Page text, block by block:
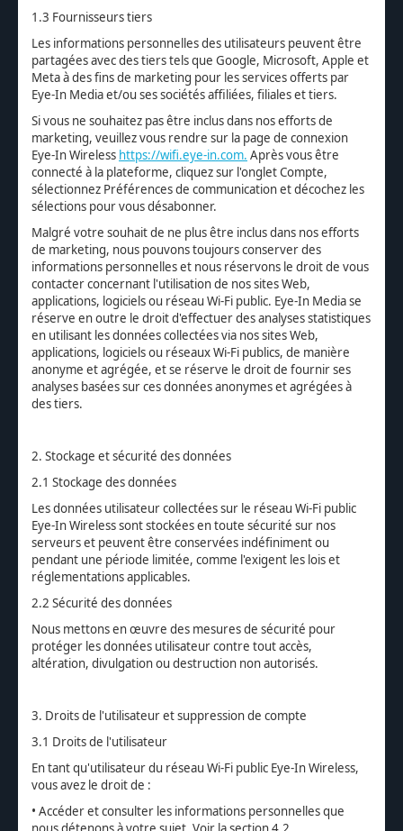
1.3 Fournisseurs tiers
Les informations personnelles des utilisateurs peuvent être
partagées avec des tiers tels que Google, Microsoft, Apple et
Meta à des fins de marketing pour les services offerts par
Eye-In Media et/ou ses sociétés affiliées, filiales et tiers.
Si vous ne souhaitez pas être inclus dans nos efforts de
marketing, veuillez vous rendre sur la page de connexion
Eye-In Wireless https://wifi.eye-in.com. Après vous être
connecté à la plateforme, cliquez sur l'onglet Compte,
sélectionnez Préférences de communication et décochez les
sélections pour vous désabonner.
Malgré votre souhait de ne plus être inclus dans nos efforts
de marketing, nous pouvons toujours conserver des
informations personnelles et nous réservons le droit de vous
contacter concernant l'utilisation de nos sites Web,
applications, logiciels ou réseau Wi-Fi public. Eye-In Media se
réserve en outre le droit d'effectuer des analyses statistiques
en utilisant les données collectées via nos sites Web,
applications, logiciels ou réseaux Wi-Fi publics, de manière
anonyme et agrégée, et se réserve le droit de fournir ses
analyses basées sur ces données anonymes et agrégées à
des tiers.
2. Stockage et sécurité des données
2.1 Stockage des données
Les données utilisateur collectées sur le réseau Wi-Fi public
Eye-In Wireless sont stockées en toute sécurité sur nos
serveurs et peuvent être conservées indéfiniment ou
pendant une période limitée, comme l'exigent les lois et
réglementations applicables.
2.2 Sécurité des données
Nous mettons en œuvre des mesures de sécurité pour
protéger les données utilisateur contre tout accès,
altération, divulgation ou destruction non autorisés.
3. Droits de l'utilisateur et suppression de compte
3.1 Droits de l'utilisateur
En tant qu'utilisateur du réseau Wi-Fi public Eye-In Wireless,
vous avez le droit de :
• Accéder et consulter les informations personnelles que